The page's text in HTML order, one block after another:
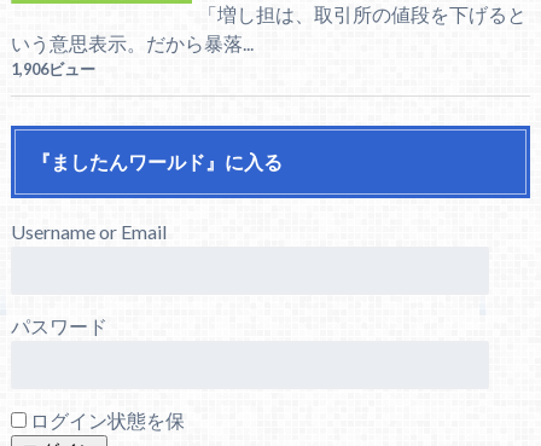
「増し担は、取引所の値段を下げると
いう意思表示。だから暴落...
1,906ビュー
『ましたんワールド』に入る
Username or Email
パスワード
ログイン状態を保